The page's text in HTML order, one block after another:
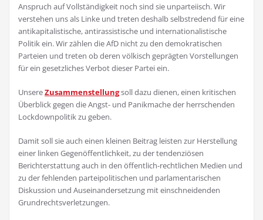
Anspruch auf Vollständigkeit noch sind sie unparteiisch. Wir
verstehen uns als Linke und treten deshalb selbstredend für eine
antikapitalistische, antirassistische und internationalistische
Politik ein. Wir zählen die AfD nicht zu den demokratischen
Parteien und treten ob deren völkisch geprägten Vorstellungen
für ein gesetzliches Verbot dieser Partei ein.
UnsereZusammenstellungsoll dazu dienen, einen kritischen
Überblick gegen die Angst- und Panikmache der herrschenden
Lockdownpolitik zu geben.
Damit soll sie auch einen kleinen Beitrag leisten zur Herstellung
einer linken Gegenöffentlichkeit, zu der tendenziösen
Berichterstattung auch in den öffentlich-rechtlichen Medien und
zu der fehlenden parteipolitischen und parlamentarischen
Diskussion und Auseinandersetzung mit einschneidenden
Grundrechtsverletzungen.